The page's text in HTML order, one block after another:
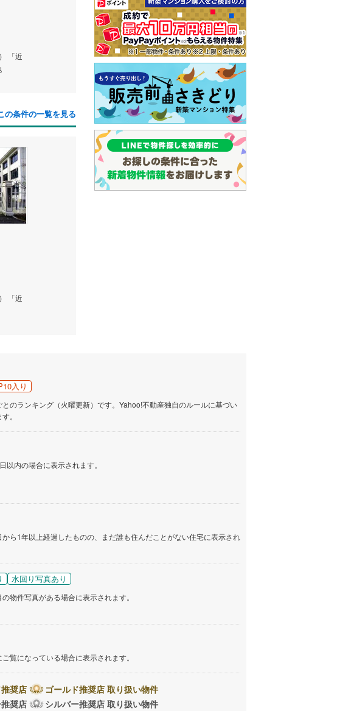
「近
建物面積 107.65m
近江鉄道近江本線 「八日市」
新築一戸建て
2,680万円
建物面積 102.87m2
4LDK
東海道本線（JR西日本） 「近
江八幡」駅 徒歩16分
の条件の一覧を見る
「近
入り
のランキング（火曜更新）です。Yahoo!不動産独自のルールに基づい
。
以内の場合に表示されます。
ら1年以上経過したものの、まだ誰も住んだことがない住宅に表示され
水回り写真あり
物件写真がある場合に表示されます。
覧になっている場合に表示されます。
奨店
ゴールド推奨店 取り扱い物件
奨店
シルバー推奨店 取り扱い物件